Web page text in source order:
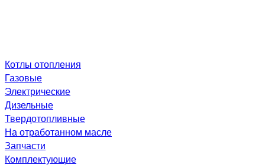
Котлы отопления
Газовые
Электрические
Дизельные
Твердотопливные
На отработанном масле
Запчасти
Комплектующие